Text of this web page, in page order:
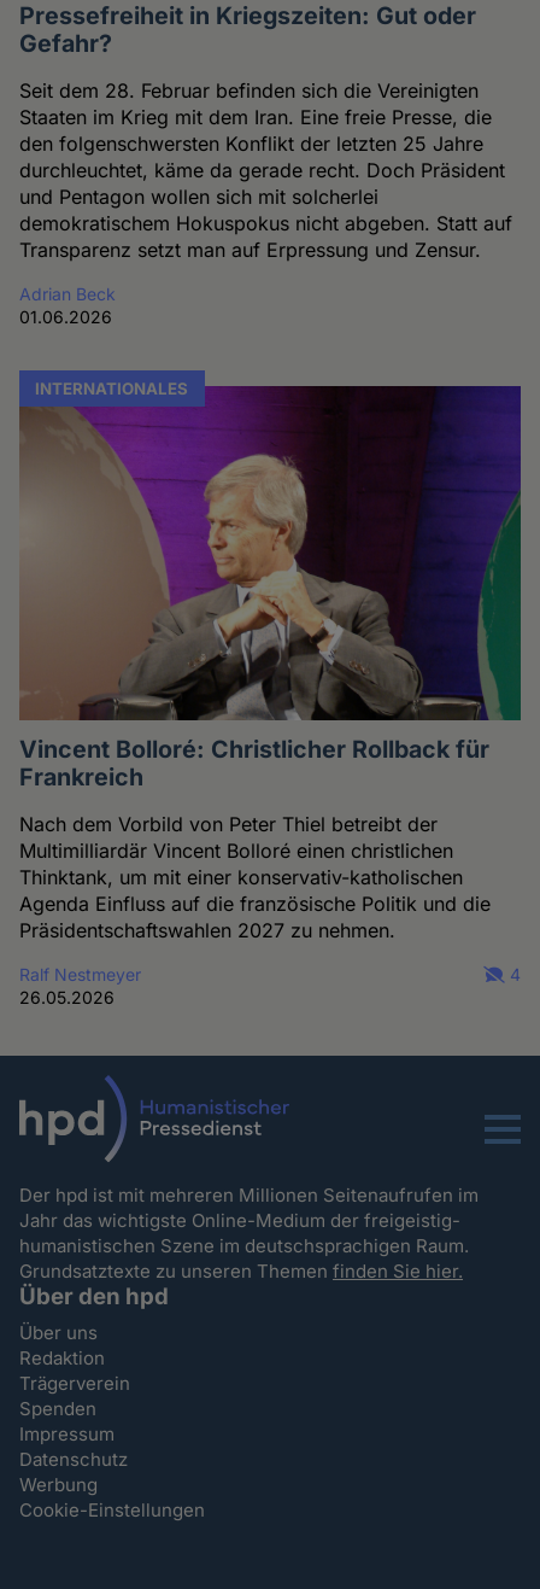
Pressefreiheit in Kriegszeiten: Gut oder
Gefahr?
Seit dem 28. Februar befinden sich die Vereinigten
Staaten im Krieg mit dem Iran. Eine freie Presse, die
den folgenschwersten Konflikt der letzten 25 Jahre
durchleuchtet, käme da gerade recht. Doch Präsident
und Pentagon wollen sich mit solcherlei
demokratischem Hokuspokus nicht abgeben. Statt auf
Transparenz setzt man auf Erpressung und Zensur.
Adrian Beck
01.06.2026
INTERNATIONALES
Vincent Bolloré: Christlicher Rollback für
Frankreich
Nach dem Vorbild von Peter Thiel betreibt der
Multimilliardär Vincent Bolloré einen christlichen
Thinktank, um mit einer konservativ-katholischen
Agenda Einfluss auf die französische Politik und die
Präsidentschaftswahlen 2027 zu nehmen.
Ralf Nestmeyer
26.05.2026
4
Menu
Der hpd ist mit mehreren Millionen Seitenaufrufen im
Jahr das wichtigste Online-Medium der freigeistig-
humanistischen Szene im deutschsprachigen Raum.
Grundsatztexte zu unseren Themenfinden Sie hier.
Über den hpd
Über uns
Redaktion
Trägerverein
Spenden
Impressum
Datenschutz
Werbung
Cookie-Einstellungen